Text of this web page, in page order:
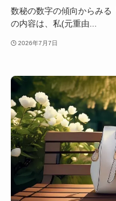
数秘の数字の傾向からみる
の内容は、私(元重由...
2026年7月7日